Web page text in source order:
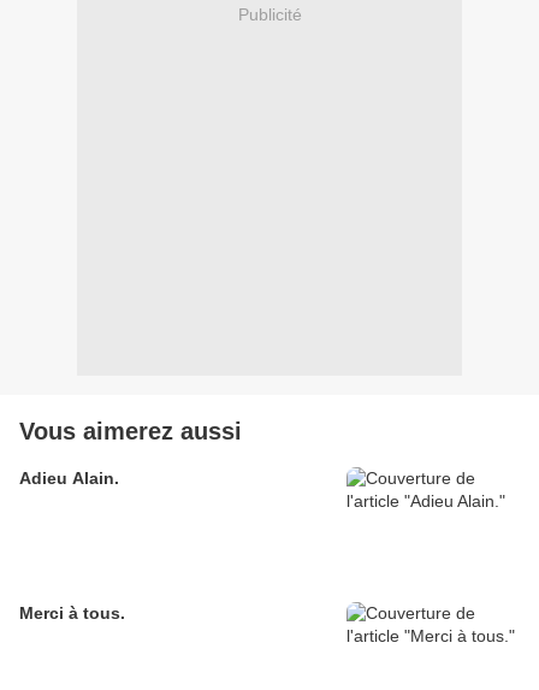
Publicité
Vous aimerez aussi
Adieu Alain.
Merci à tous.